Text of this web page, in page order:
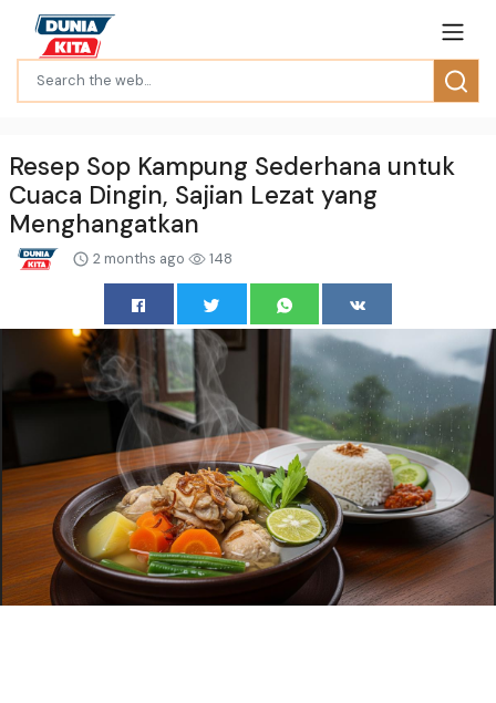
Resep Sop Kampung Sederhana untuk
Cuaca Dingin, Sajian Lezat yang
Menghangatkan
2 months ago 148